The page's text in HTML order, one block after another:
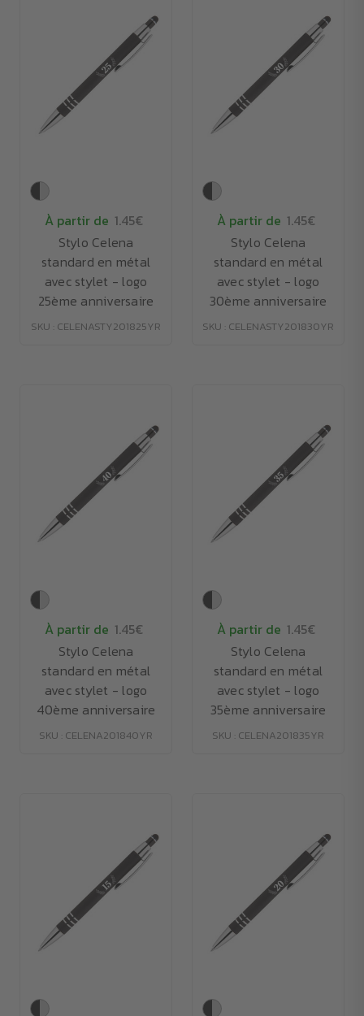
À partir de 1.45€
Stylo Celena
standard en métal
avec stylet - logo
25ème anniversaire
SKU : CELENASTY201825YR
À partir de 1.45€
Stylo Celena
standard en métal
avec stylet - logo
30ème anniversaire
SKU : CELENASTY201830YR
À partir de 1.45€
Stylo Celena
standard en métal
avec stylet - logo
40ème anniversaire
SKU : CELENA201840YR
À partir de 1.45€
Stylo Celena
standard en métal
avec stylet - logo
35ème anniversaire
SKU : CELENA201835YR